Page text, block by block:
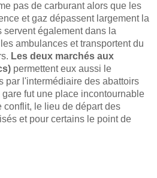
pas de carburant alors que les
et gaz dépassent largement la
servent également dans la
ambulances et transportent du
Les deux marchés aux
permettent eux aussi le
par l'intermédiaire des abattoirs
fut une place incontournable
le lieu de départ des
et pour certains le point de